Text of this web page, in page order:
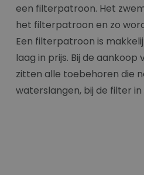
een filterpatroon. Het
het filterpatroon en zo
Een filterpatroon is
laag in prijs. Bij de
zitten alle toebehoren die
waterslangen, bij de filter